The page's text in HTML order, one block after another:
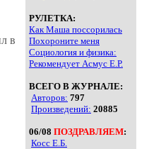
РУЛЕТКА:
Как Маша поссорилась
Похороните меня
Социология и физика:
Рекомендует Асмус Е.Р.
ВСЕГО В ЖУРНАЛЕ:
Авторов: 797
Произведений: 20885
06/08 ПОЗДРАВЛЯЕМ:
Косс Е.Б.
в